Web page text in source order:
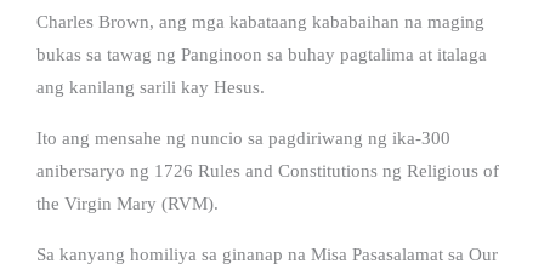
Charles Brown, ang mga kabataang kababaihan na maging
bukas sa tawag ng Panginoon sa buhay pagtalima at italaga
ang kanilang sarili kay Hesus.
Ito ang mensahe ng nuncio sa pagdiriwang ng ika-300
anibersaryo ng 1726 Rules and Constitutions ng Religious of
the Virgin Mary (RVM).
Sa kanyang homiliya sa ginanap na Misa Pasasalamat sa Our